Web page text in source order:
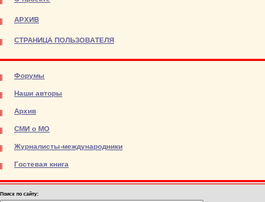
АРХИВ
СТРАНИЦА ПОЛЬЗОВАТЕЛЯ
Форумы
Наши авторы
Архив
СМИ о МО
Журналисты-международники
Гостевая книга
Поиск по сайту: